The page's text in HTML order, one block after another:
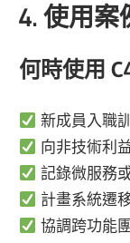
4. 使用案
何時使用
新成員入職
向非技術利
記錄微服務
計畫系統遷
協調跨功能